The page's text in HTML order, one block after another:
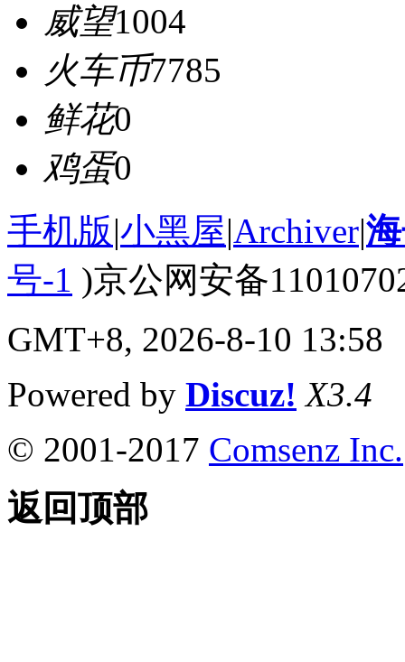
威望1004
火车币7785
鲜花0
鸡蛋0
手机版|小黑屋|Archiver|
号-1 )京公网安备
GMT+8, 2026-8-10 13:58
Powered by Discuz! X3.4
© 2001-2017 Comsenz Inc.
返回顶部